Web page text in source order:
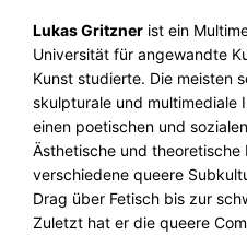
Lukas Gritzner ist ein
Universität für angewandte
Kunst studierte. Die meisten
skulpturale und multimediale
einen poetischen und
Ästhetische und theoretische
verschiedene queere
Drag über Fetisch bis zur
Zuletzt hat er die queere